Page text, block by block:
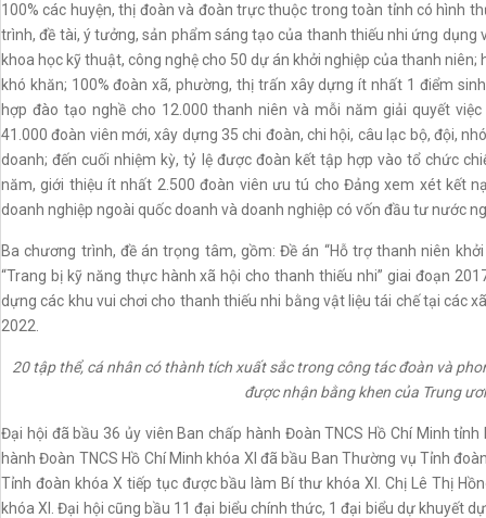
100% các huyện, thị đoàn và đoàn trực thuộc trong toàn tỉnh có hình
trình, đề tài, ý tưởng, sản phẩm sáng tạo của thanh thiếu nhi ứng dụng
khoa học kỹ thuật, công nghệ cho 50 dự án khởi nghiệp của thanh
khó khăn; 100% đoàn xã, phường, thị trấn xây dựng ít nhất 1 điểm
hợp đào tạo nghề cho 12.000 thanh niên và mỗi năm giải quyết
41.000 đoàn viên mới, xây dựng 35 chi đoàn, chi hội, câu lạc bộ, đội,
doanh; đến cuối nhiệm kỳ, tỷ lệ được đoàn kết tập hợp vào tổ chức
năm, giới thiệu ít nhất 2.500 đoàn viên ưu tú cho Đảng xem xét kết
doanh nghiệp ngoài quốc doanh và doanh nghiệp có vốn đầu tư nước
Ba chương trình, đề án trọng tâm, gồm: Đề án “Hỗ trợ thanh niên
“Trang bị kỹ năng thực hành xã hội cho thanh thiếu nhi” giai đoạn
dựng các khu vui chơi cho thanh thiếu nhi bằng vật liệu tái chế tại các
2022.
20 tập thể, cá nhân có thành tích xuất sắc trong công tác đoàn và
được nhận bằng khen của Trung
Đại hội đã bầu 36 ủy viên Ban chấp hành Đoàn TNCS Hồ Chí Minh
hành Đoàn TNCS Hồ Chí Minh khóa XI đã bầu Ban Thường vụ Tỉnh
Tỉnh đoàn khóa X tiếp tục được bầu làm Bí thư khóa XI. Chị Lê Thị
khóa XI. Đại hội cũng bầu 11 đại biểu chính thức, 1 đại biểu dự khuyết